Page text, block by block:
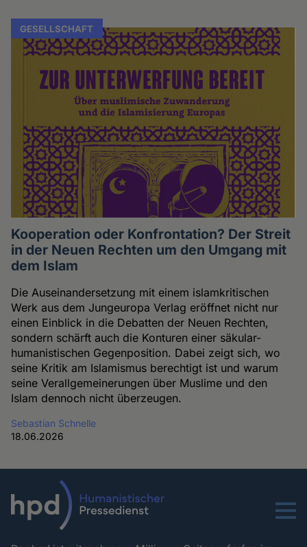
GESELLSCHAFT
Kooperation oder Konfrontation? Der Streit
in der Neuen Rechten um den Umgang mit
dem Islam
Die Auseinandersetzung mit einem islamkritischen
Werk aus dem Jungeuropa Verlag eröffnet nicht nur
einen Einblick in die Debatten der Neuen Rechten,
sondern schärft auch die Konturen einer säkular-
humanistischen Gegenposition. Dabei zeigt sich, wo
seine Kritik am Islamismus berechtigt ist und warum
seine Verallgemeinerungen über Muslime und den
Islam dennoch nicht überzeugen.
Sebastian Schnelle
18.06.2026
Menu